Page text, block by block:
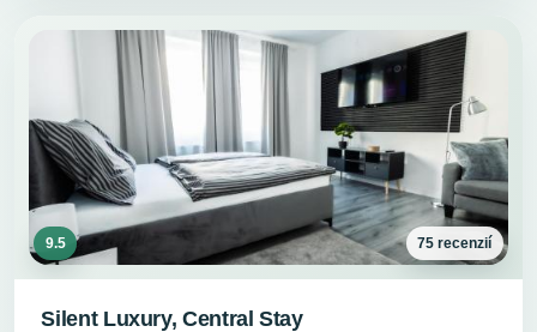
9.5 75 recenzií
Silent Luxury, Central Stay